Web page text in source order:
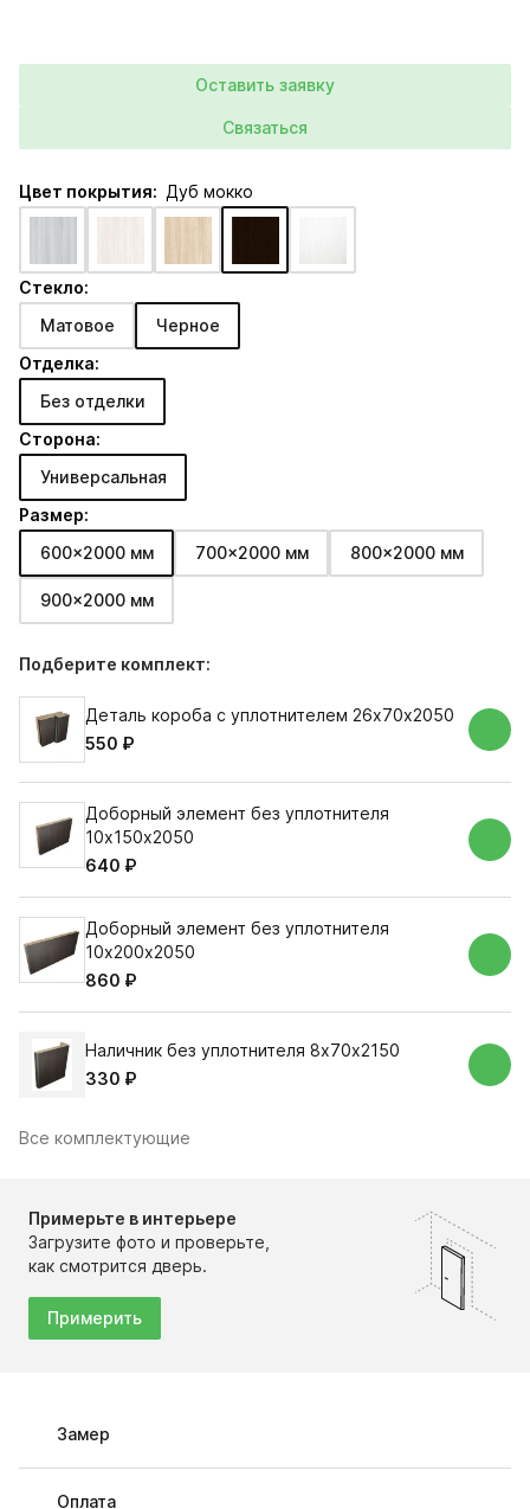
Оставить заявку
Связаться
Цвет покрытия: Дуб мокко
Стекло:
Матовое
Черное
Отделка:
Без отделки
Сторона:
Универсальная
Размер:
600x2000 мм
700x2000 мм 800x2000 мм
900x2000 мм
Подберите комплект:
Деталь короба с уплотнителем 26х70х2050
550 ₽
Доборный элемент без уплотнителя
10х150х2050
640 ₽
Доборный элемент без уплотнителя
10х200х2050
860 ₽
Наличник без уплотнителя 8х70х2150
330 ₽
Все комплектующие
Примерьте в интерьере
Загрузите фото и проверьте,
как смотрится дверь.
Примерить
Замер
Оплата